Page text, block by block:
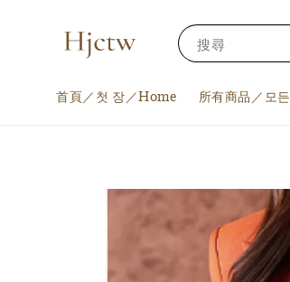
搜尋
首頁／첫 장／Home 所有商品／모